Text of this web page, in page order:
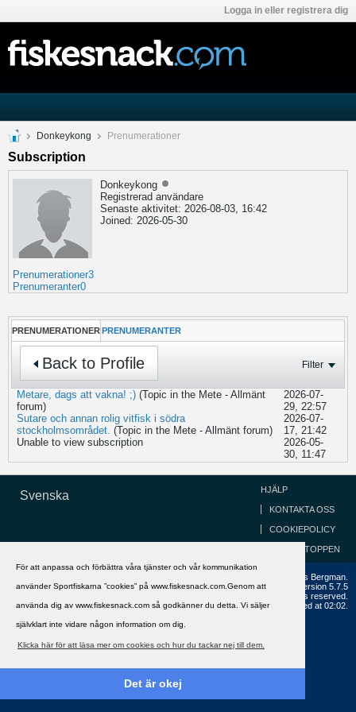
För att anpassa och förbättra våra tjänster och vår kommunikation
använder Sportfiskarna ”cookies” på www.fiskesnack.com.Genom att
använda dig av www.fiskesnack.com så godkänner du detta. Vi säljer
självklart inte vidare någon information om dig.
Klicka här för att läsa mer om cookies och hur du tackar nej till dem.
Det är okej
Logga in eller registrera dig
Donkeykong Prenumerationer
Subscription
Donkeykong
Registrerad användare
Senaste aktivitet: 2026-08-03, 16:42
Joined: 2026-05-30
Prenumerationer3
Prenumeranter0
PRENUMERATIONER PRENUMERANTER
Back to Profile Filter
Metare, dags att vakna! ;) (Topic in the Mete - Allmänt
forum)
2026-07-
29, 22:57
Sutare och annan rolig vitfisk i södra
stockholmsområdet. (Topic in the Mete - Allmäntforum)
2026-07-
17, 21:42
Unable to view subscription
2026-05-
30, 11:47
Svenska HJÄLP
KONTAKTA OSS
COOKIEPOLICY
GÅ TILL TOPPEN
Copyright ©2002 - 2021, FiskeSnack.com. Grundad 2002 av Anders Bergman.
Powered byvBulletin®
Version 5.7.5
Copyright © 2026 MH Sub I, LLC dba vBulletin. All rights reserved.
All times are GMT+1. This page was generated at 02:02.